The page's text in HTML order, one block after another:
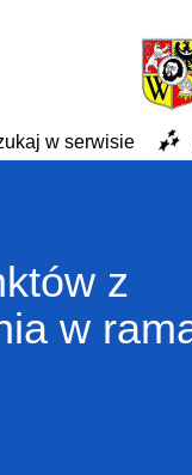
w serwisie
z
w